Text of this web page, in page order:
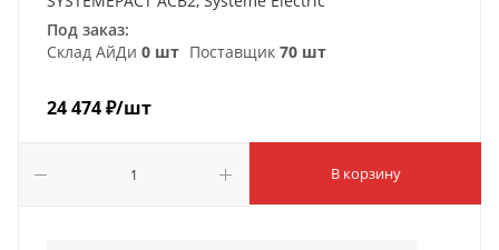
Под заказ:
Склад АйДи 0 шт Поставщик 70 шт
24 474₽/шт
В корзину